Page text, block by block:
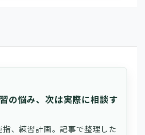
の悩み、次は実際に相談す
、練習計画。記事で整理した